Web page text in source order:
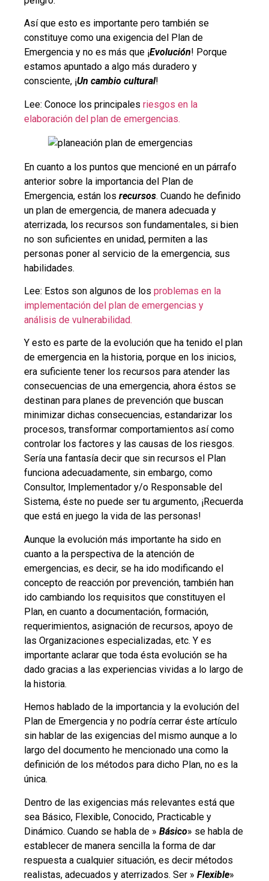
Así que esto es importante pero también se
constituye como una exigencia del Plan de
Emergencia y no es más que ¡Evolución! Porque
estamos apuntado a algo más duradero y
consciente, ¡Un cambio cultural!
Lee: Conoce los principales riesgos en la
elaboración del plan de emergencias.
En cuanto a los puntos que mencioné en un párrafo
anterior sobre la importancia del Plan de
Emergencia, están los recursos. Cuando he definido
un plan de emergencia, de manera adecuada y
aterrizada, los recursos son fundamentales, si bien
no son suficientes en unidad, permiten a las
personas poner al servicio de la emergencia, sus
habilidades.
Lee: Estos son algunos de los problemas en la
implementación del plan de emergencias y
análisis de vulnerabilidad.
Y esto es parte de la evolución que ha tenido el plan
de emergencia en la historia, porque en los inicios,
era suficiente tener los recursos para atender las
consecuencias de una emergencia, ahora éstos se
destinan para planes de prevención que buscan
minimizar dichas consecuencias, estandarizar los
procesos, transformar comportamientos así como
controlar los factores y las causas de los riesgos.
Sería una fantasía decir que sin recursos el Plan
funciona adecuadamente, sin embargo, como
Consultor, Implementador y/o Responsable del
Sistema, éste no puede ser tu argumento, ¡Recuerda
que está en juego la vida de las personas!
Aunque la evolución más importante ha sido en
cuanto a la perspectiva de la atención de
emergencias, es decir, se ha ido modificando el
concepto de reacción por prevención, también han
ido cambiando los requisitos que constituyen el
Plan, en cuanto a documentación, formación,
requerimientos, asignación de recursos, apoyo de
las Organizaciones especializadas, etc. Y es
importante aclarar que toda ésta evolución se ha
dado gracias a las experiencias vividas a lo largo de
la historia.
Hemos hablado de la importancia y la evolución del
Plan de Emergencia y no podría cerrar éste artículo
sin hablar de las exigencias del mismo aunque a lo
largo del documento he mencionado una como la
definición de los métodos para dicho Plan, no es la
única.
Dentro de las exigencias más relevantes está que
sea Básico, Flexible, Conocido, Practicable y
Dinámico. Cuando se habla de » Básico» se habla de
establecer de manera sencilla la forma de dar
respuesta a cualquier situación, es decir métodos
realistas, adecuados y aterrizados. Ser » Flexible»